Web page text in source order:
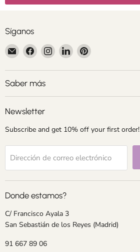
Síganos
Encuéntrenos
en
Correo
electrónico
Encuéntrenos
en
Facebook
Encuéntrenos
en
Instagram
Encuéntrenos
en
LinkedIn
Encuéntrenos
Pinterest
Saber más
Newsletter
Subscribe and get 10% off your first order!
Dirección de correo electrónico
Donde estamos?
C/ Francisco Ayala 3
San Sebastián de los Reyes (Madrid)
91 667 89 06